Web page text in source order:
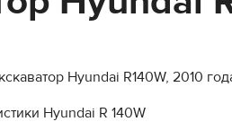
Hyundai R140W, 2010
Hyundai R 140W